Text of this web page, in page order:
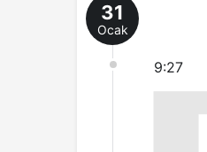
31
Ocak
9:27